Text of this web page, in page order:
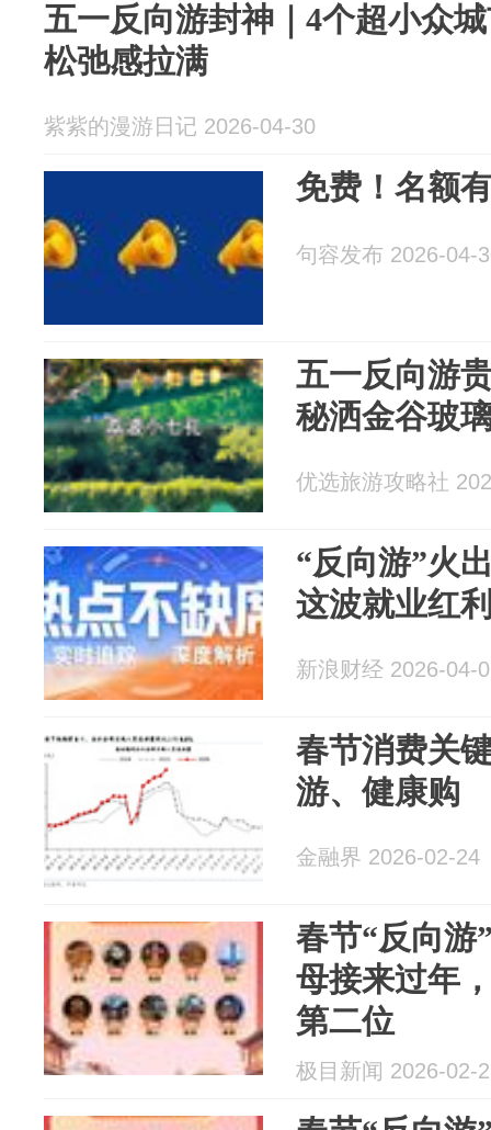
五一反向游封神｜4个超小众
松弛感拉满
紫紫的漫游日记 2026-04-30
免费！名额
句容发布 2026-04-
五一反向游
秘洒金谷玻
优选旅游攻略社
“反向游”火
这波就业红
新浪财经 2026-04-
春节消费关
游、健康购
金融界 2026-02-24
春节“反向游
母接来过年
第二位
极目新闻 2026-02-